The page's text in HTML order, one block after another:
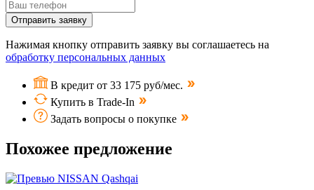
Отправить заявку
Нажимая кнопку отправить заявку вы соглашаетесь на
обработку персональных данных
В кредит от 33 175 руб/мес.
Купить в Trade-In
Задать вопросы о покупке
Похожее предложение